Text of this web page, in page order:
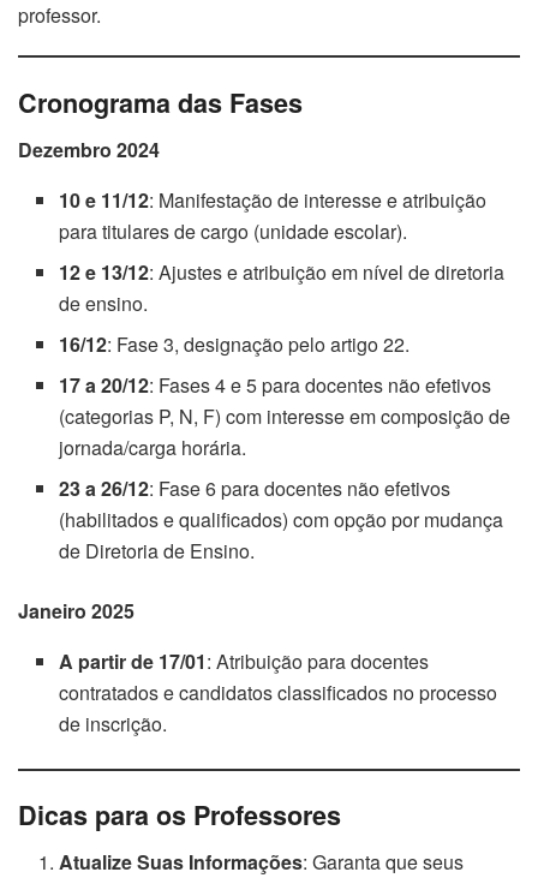
professor.
Cronograma das Fases
Dezembro 2024
10 e 11/12: Manifestação de interesse e atribuição
para titulares de cargo (unidade escolar).
12 e 13/12: Ajustes e atribuição em nível de diretoria
de ensino.
16/12: Fase 3, designação pelo artigo 22.
17 a 20/12: Fases 4 e 5 para docentes não efetivos
(categorias P, N, F) com interesse em composição de
jornada/carga horária.
23 a 26/12: Fase 6 para docentes não efetivos
(habilitados e qualificados) com opção por mudança
de Diretoria de Ensino.
Janeiro 2025
A partir de 17/01: Atribuição para docentes
contratados e candidatos classificados no processo
de inscrição.
Dicas para os Professores
Atualize Suas Informações: Garanta que seus